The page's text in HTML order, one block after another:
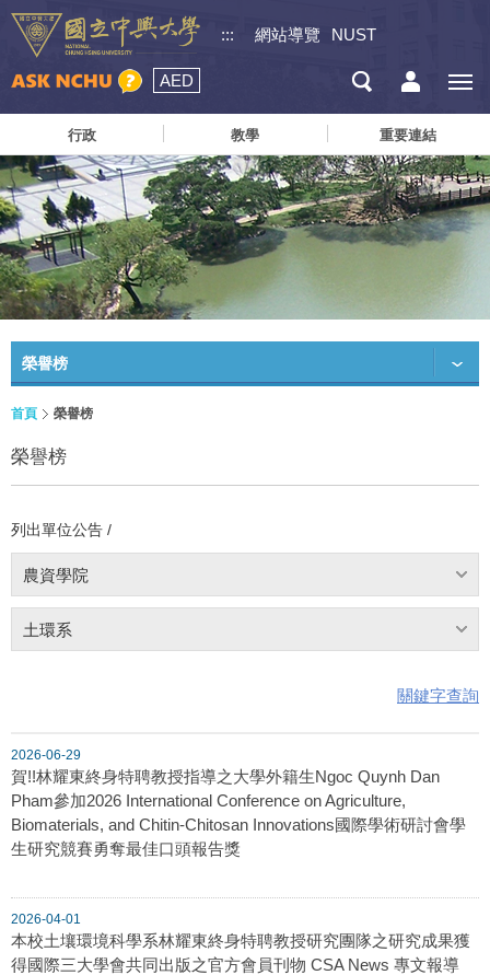
::: 網站導覽 NUST
AED
行政 教學 重要連結
榮譽榜
首頁 榮譽榜
榮譽榜
列出單位公告 /
農資學院
土環系
關鍵字查詢
2026-06-29
賀!!林耀東終身特聘教授指導之大學外籍生Ngoc Quynh Dan
Pham參加2026 International Conference on Agriculture,
Biomaterials, and Chitin-Chitosan Innovations國際學術研討會學
生研究競賽勇奪最佳口頭報告獎
2026-04-01
本校土壤環境科學系林耀東終身特聘教授研究團隊之研究成果獲
得國際三大學會共同出版之官方會員刊物 CSA News 專文報導